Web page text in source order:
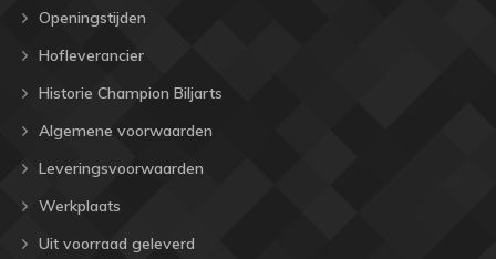
Openingstijden
Hofleverancier
Historie Champion Biljarts
Algemene voorwaarden
Leveringsvoorwaarden
Werkplaats
Uit voorraad geleverd